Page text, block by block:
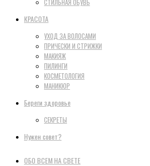
СТИЛЬНАЯ ОБУВЬ
КРАСОТА
УХОД ЗА ВОЛОСАМИ
ПРИЧЕСКИ И СТРИЖКИ
МАКИЯЖ
ПИЛИНГИ
КОСМЕТОЛОГИЯ
МАНИКЮР
Береги здоровье
СЕКРЕТЫ
Нужен совет?
ОБО ВСЕМ НА СВЕТЕ